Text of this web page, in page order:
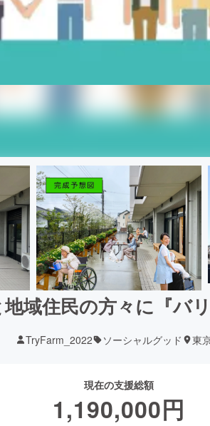
域住民の方々に『バ
TryFarm_2022 ソーシャルグッド 東
現在の支援総額
1,190,000円